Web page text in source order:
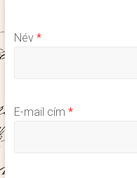
Név *
E-mail cím *